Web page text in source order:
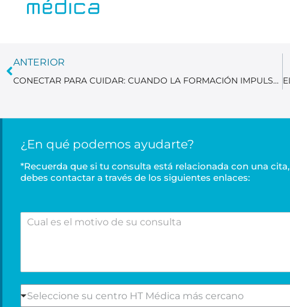
ANTERIOR
CONECTAR PARA CUIDAR: CUANDO LA FORMACIÓN IMPULSA LA TRANSFORMACIÓN.
¿En qué podemos ayudarte?
*Recuerda que si tu consulta está relacionada con una cita,
debes contactar a través de los siguientes enlaces:
Seleccione su centro HT Médica más cercano